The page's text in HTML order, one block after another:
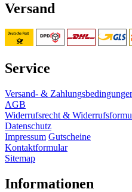
Versand
Service
Versand- &
AGB
Widerrufsrecht &
Datenschutz
Impressum Gutscheine
Kontaktformular
Sitemap
Informationen